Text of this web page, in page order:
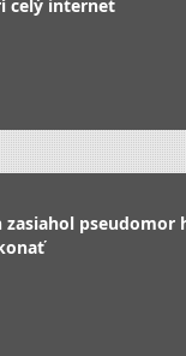
celý internet
zasiahol pseudomor